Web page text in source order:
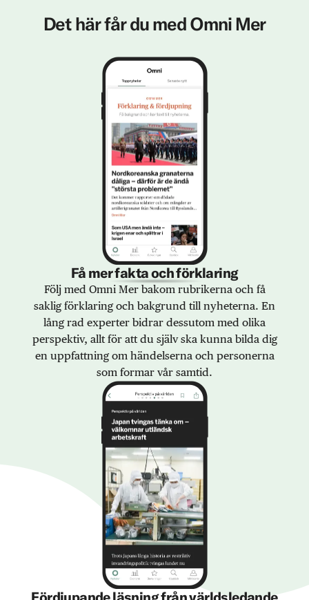
Det här får du med Omni Mer
Få mer fakta och förklaring
Följ med Omni Mer bakom rubrikerna och få
saklig förklaring och bakgrund till nyheterna. En
lång rad experter bidrar dessutom med olika
perspektiv, allt för att du själv ska kunna bilda dig
en uppfattning om händelserna och personerna
som formar vår samtid.